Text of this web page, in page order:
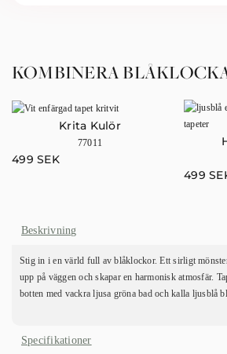
KOMBINERA
Krita Kulör
77011
499SEK
499
Beskrivning
Stig in i en värld full av blåklockor. Ett sirligt
upp på väggen och skapar en harmonisk atmosfär.
botten med vackra ljusa gröna bad och kalla ljusblå
Specifikationer